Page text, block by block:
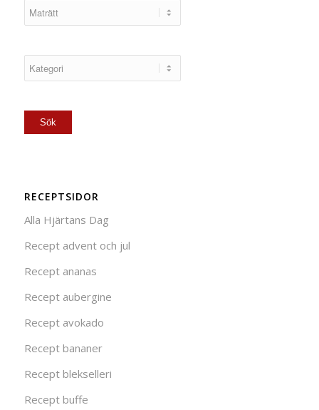
RECEPTSIDOR
Alla Hjärtans Dag
Recept advent och jul
Recept ananas
Recept aubergine
Recept avokado
Recept bananer
Recept blekselleri
Recept buffe